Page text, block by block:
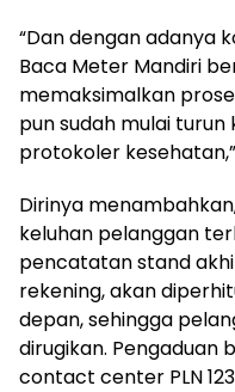
“Dan dengan adanya
Baca Meter Mandiri
memaksimalkan
pun sudah mulai
protokoler
Dirinya
keluhan pelanggan
pencatatan stand
rekening, akan
depan, sehingga
dirugikan. Pengaduan
contact center PLN